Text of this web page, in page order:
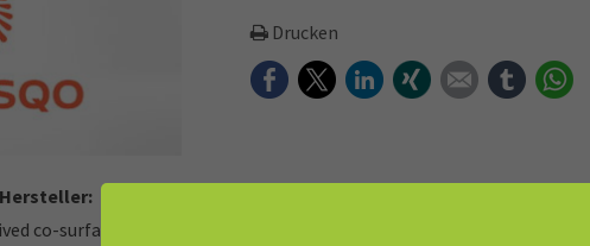
Drucken
FacebookTwitterLinkedInXing E-mail tumblr
co-surfactant for skin, hair & scalp wellness